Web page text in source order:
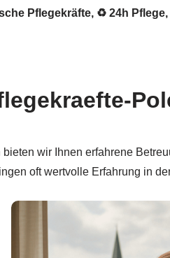
Pflegekräfte, ♻ 24h
wir Ihnen erfahrene
oft wertvolle Erfahrung in